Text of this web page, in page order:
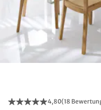
4,80(18